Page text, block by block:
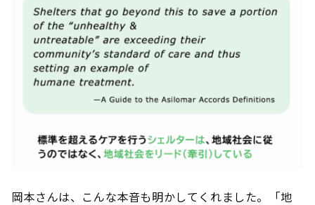
岡本さんは、こんな本音も明かしてくれました。「地